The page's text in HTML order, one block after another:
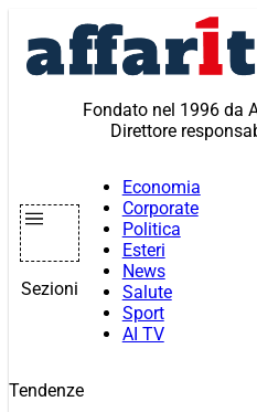
contenuto
Fondato nel 1996 da
Direttore
Sezioni
Economia
Corporate
Politica
Esteri
News
Salute
Sport
AI TV
Tendenze